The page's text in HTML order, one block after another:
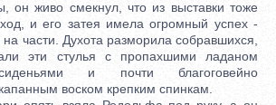
он живо смекнул, что из выставки тоже
и его затея имела огромный успех -
части. Духота разморила собравшихся,
эти стулья с пропахшими ладаном
и почти благоговейно
воском крепким спинкам.